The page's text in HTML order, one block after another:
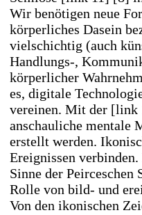
Wir benötigen neue
körperliches Dasein
vielschichtig (auch
Handlungs-,
körperlicher
es, digitale
vereinen. Mit der [link
anschauliche mentale
erstellt werden.
Ereignissen
Sinne der Peirceschen
Rolle von bild- und
Von den ikonischen